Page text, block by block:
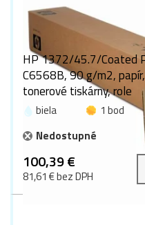
HP 1372/45.7/Coated
C6568B, 90 g/m2,
tonerové tiskárny, role
biela
1 bod
Nedostupné
100,39 €
81,61 € bez DPH